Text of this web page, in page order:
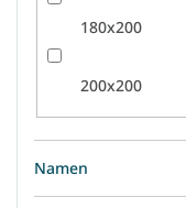
180x200
200x200
Namen